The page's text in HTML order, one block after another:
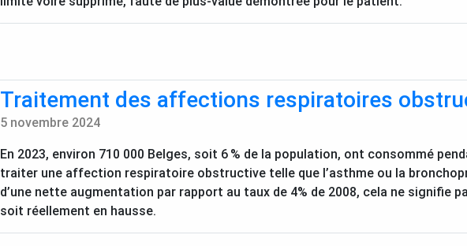
Traitement des affections respiratoires
5 novembre 2024
En 2023, environ 710 000 Belges, soit 6 % de la population, ont consommé
traiter une affection respiratoire obstructive telle que l’asthme ou la
d’une nette augmentation par rapport au taux de 4% de 2008, cela ne signifie
soit réellement en hausse.